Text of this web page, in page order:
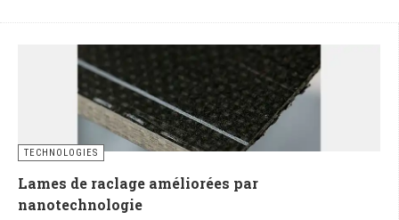
TECHNOLOGIES
Lames de raclage améliorées par
nanotechnologie